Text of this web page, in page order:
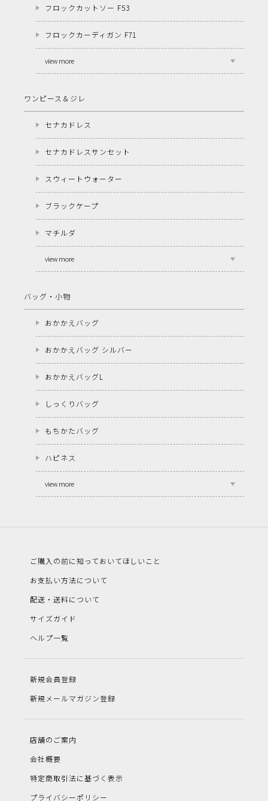
フロックカットソー F53
フロックカーディガン F71
view more
ワンピース＆ジレ
セナカドレス
セナカドレスサンセット
スウィートウォーター
ブラックケープ
マチルダ
view more
バッグ・小物
おかかえバッグ
おかかえバッグ シルバー
おかかえバッグL
しっくりバッグ
もちかたバッグ
ハピネス
view more
ご購入の前に知っておいてほしいこと
お支払い方法について
配送・送料について
サイズガイド
ヘルプ一覧
新規会員登録
新規メールマガジン登録
店舗のご案内
会社概要
特定商取引法に基づく表示
プライバシーポリシー